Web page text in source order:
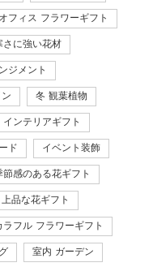
オフィス フラワーギフト
さに強い花材
ジメント
冬 観葉植物
インテリアギフト
ド イベント装飾
節感のある花ギフト
上品な花ギフト
ラフル フラワーギフト
室内 ガーデン